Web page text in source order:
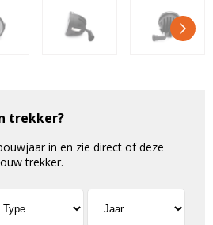
trekker?
in en zie direct of deze
trekker.